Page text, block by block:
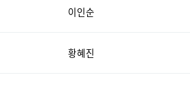
이인순
황혜진